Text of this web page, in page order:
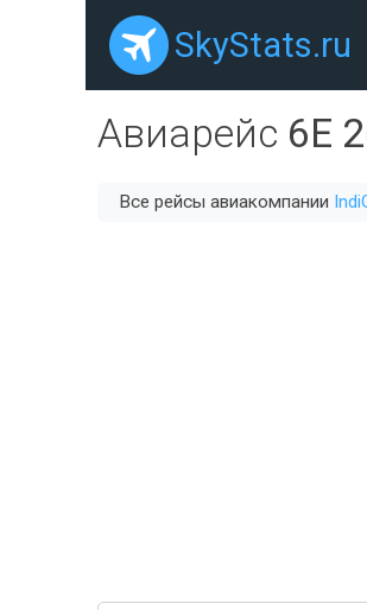
SkyStats.ru
Авиарейс 6E
Все рейсы авиакомпании